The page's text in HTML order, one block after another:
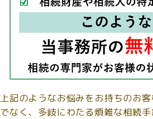
上記のようなお悩みをお持ちのお
でなく、多岐にわたる煩雑な相続